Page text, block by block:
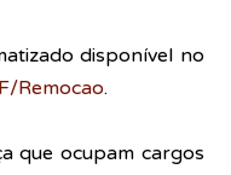
disponível no
Remocao.
que ocupam cargos